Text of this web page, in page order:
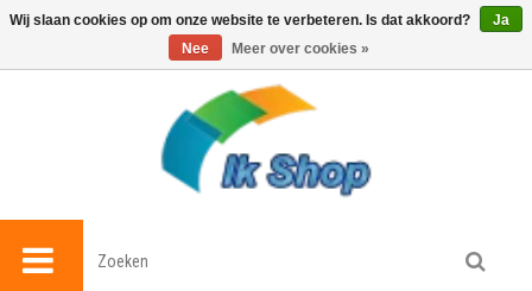
0
Wij slaan cookies op om onze website te verbeteren. Is dat akkoord?
Ja
Nee
Meer over cookies »